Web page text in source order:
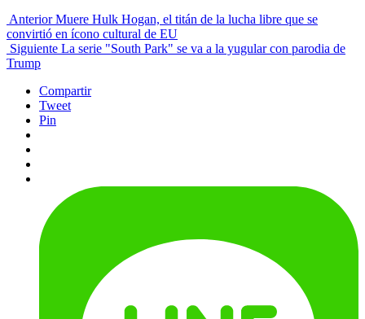
Anterior Muere Hulk Hogan, el titán de la lucha libre que se
convirtió en ícono cultural de EU
Siguiente La serie "South Park" se va a la yugular con parodia de
Trump
Compartir
Tweet
Pin